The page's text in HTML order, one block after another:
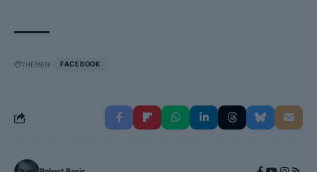
THEMEN: FACEBOOK